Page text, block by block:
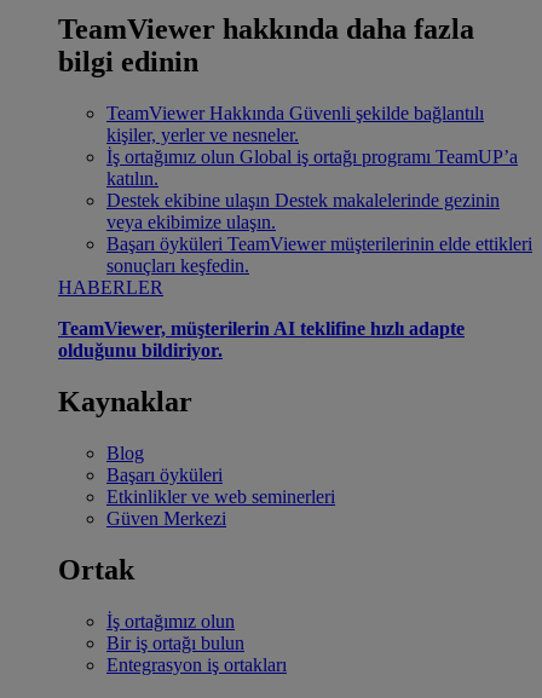
TeamViewer hakkında daha fazla
bilgi edinin
TeamViewer Hakkında Güvenli şekilde bağlantılı
kişiler, yerler ve nesneler.
İş ortağımız olun Global iş ortağı programı TeamUP’a
katılın.
Destek ekibine ulaşın Destek makalelerinde gezinin
veya ekibimize ulaşın.
Başarı öyküleri TeamViewer müşterilerinin elde ettikleri
sonuçları keşfedin.
HABERLER
TeamViewer, müşterilerin AI teklifine hızlı adapte
olduğunu bildiriyor.
Kaynaklar
Blog
Başarı öyküleri
Etkinlikler ve web seminerleri
Güven Merkezi
Ortak
İş ortağımız olun
Bir iş ortağı bulun
Entegrasyon iş ortakları